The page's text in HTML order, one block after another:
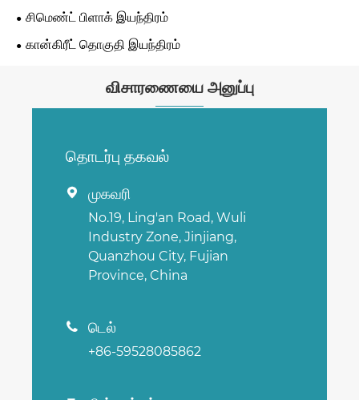
சிமெண்ட் பிளாக் இயந்திரம்
கான்கிரீட் தொகுதி இயந்திரம்
விசாரணையை அனுப்பு
தொடர்பு தகவல்
 முகவரி
No.19, Ling'an Road, Wuli
Industry Zone, Jinjiang,
Quanzhou City, Fujian
Province, China
 டெல்
+86-59528085862